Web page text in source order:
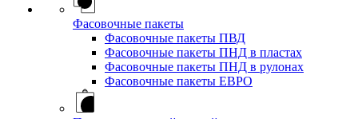
Фасовочные пакеты
Фасовочные пакеты ПВД
Фасовочные пакеты ПНД в пластах
Фасовочные пакеты ПНД в рулонах
Фасовочные пакеты ЕВРО